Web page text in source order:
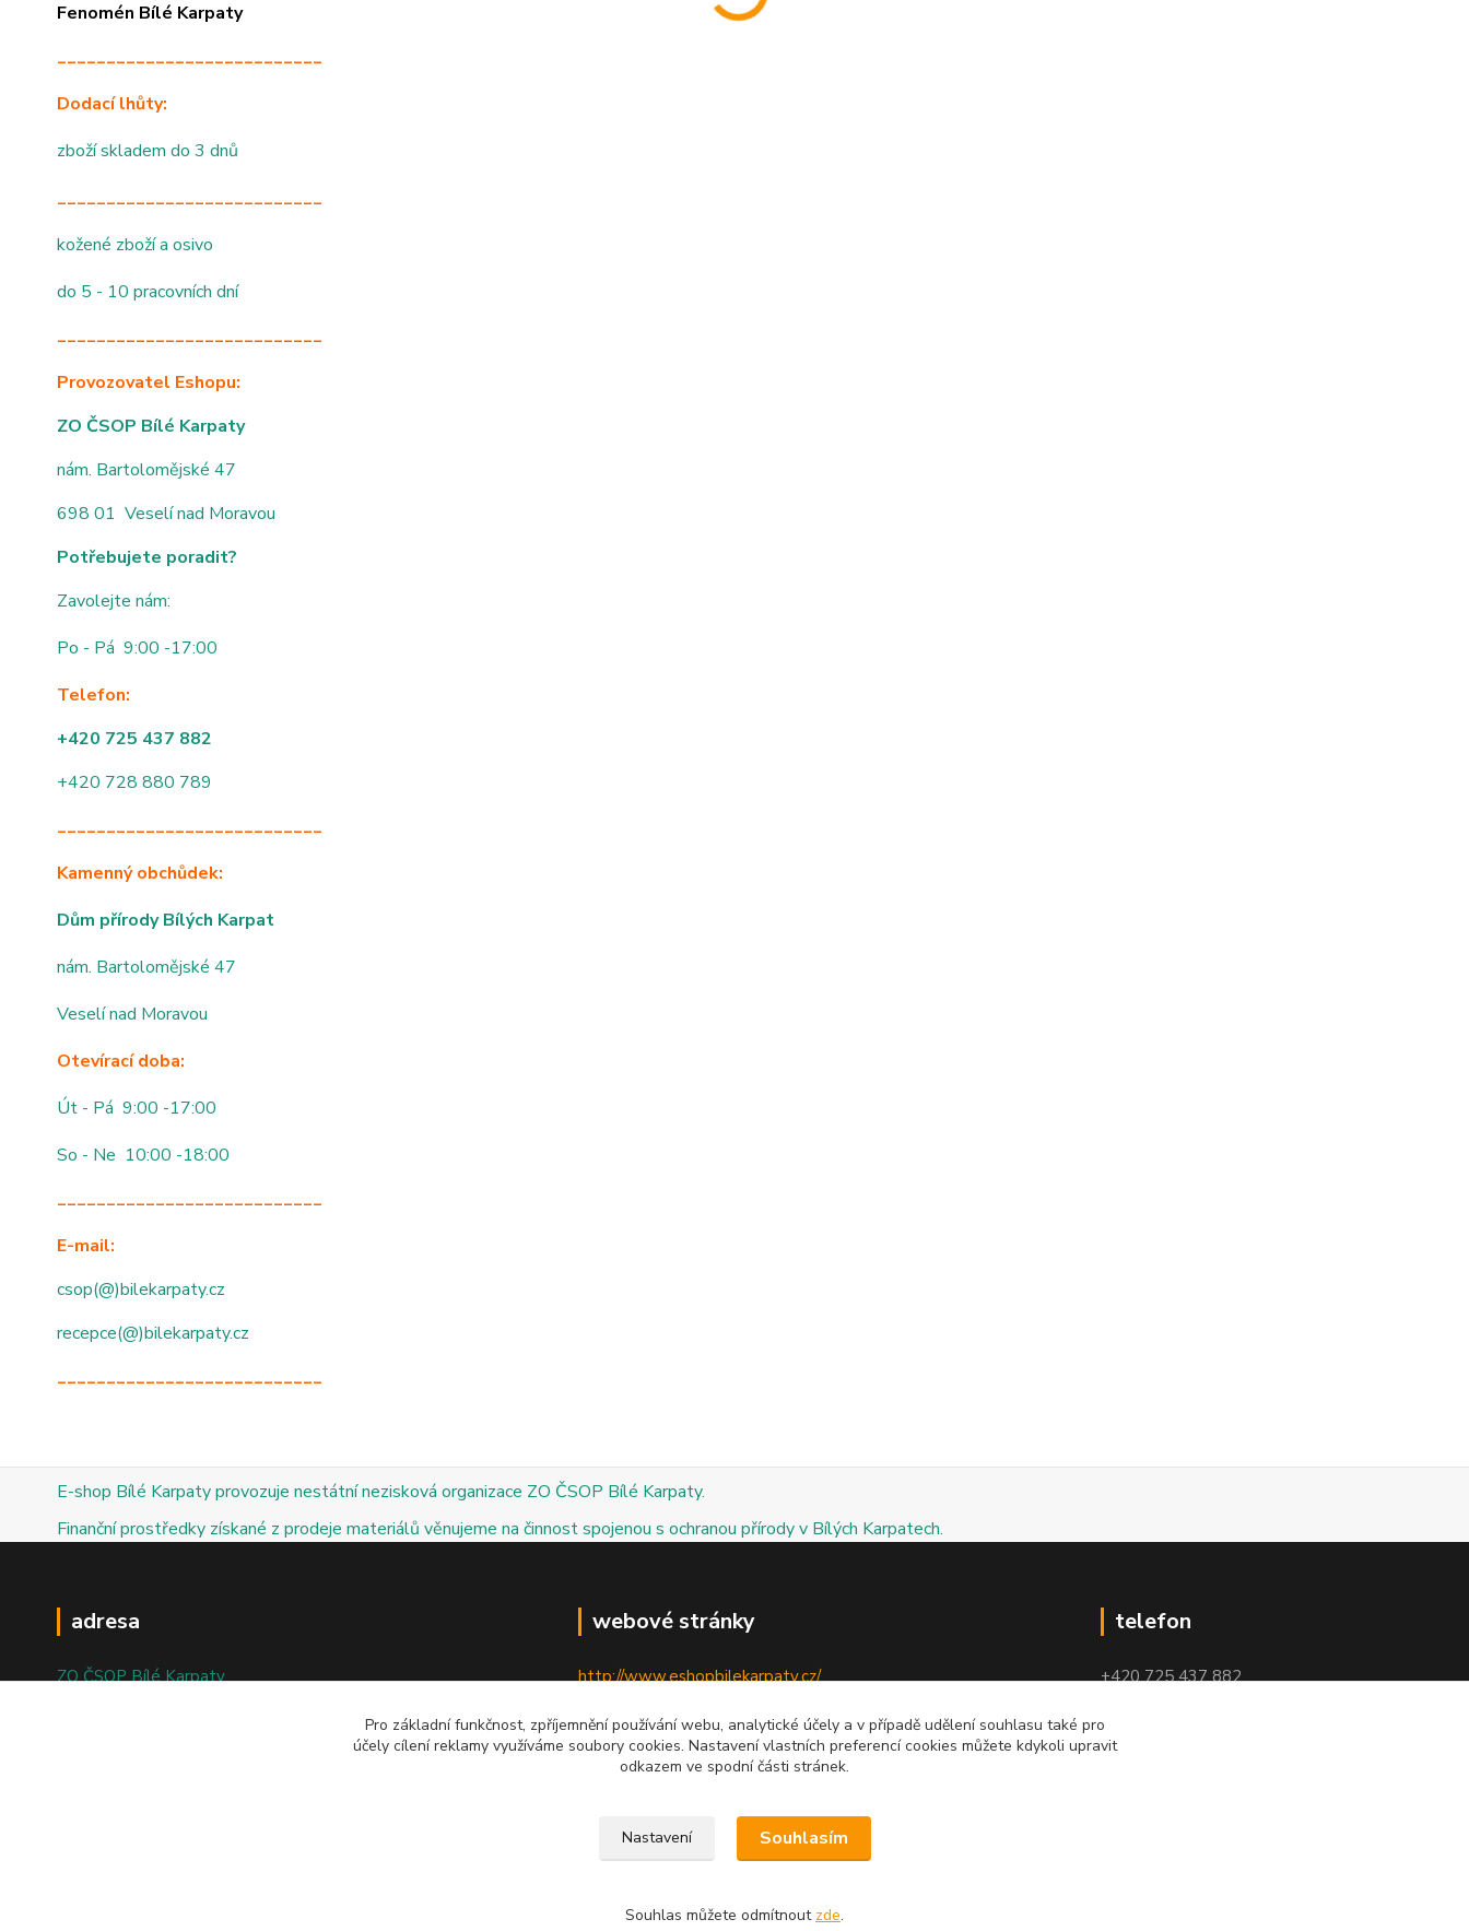
Fenomén Bílé Karpaty
___________________________
Dodací lhůty:
zboží skladem do 3 dnů
___________________________
kožené zboží a osivo
do 5 - 10 pracovních dní
___________________________
Provozovatel Eshopu:
ZO ČSOP Bílé Karpaty
nám. Bartolomějské 47
698 01 Veselí nad Moravou
Potřebujete poradit?
Zavolejte nám:
Po - Pá 9:00 -17:00
Telefon:
+420 725 437 882
+420 728 880 789
___________________________
Kamenný obchůdek:
Dům přírody Bílých Karpat
nám. Bartolomějské 47
Veselí nad Moravou
Otevírací doba:
Út - Pá 9:00 -17:00
So - Ne 10:00 -18:00
___________________________
E-mail:
csop(@)bilekarpaty.cz
recepce(@)bilekarpaty.cz
___________________________
E-shop Bílé Karpaty provozuje nestátní nezisková organizace ZO ČSOP Bílé Karpaty.
Finanční prostředky získané z prodeje materiálů věnujeme na činnost spojenou s ochranou přírody v Bílých Karpatech.
adresa
ZO ČSOP Bílé Karpaty
webové stránky
http://www.eshopbilekarpaty.cz/
http://csop.bilekarpaty.cz/
http://www.dumprirody.cz/bilekarpaty
telefon
+420 725 437 882
+420 727 880 789
Pro základní funkčnost, zpříjemnění používání webu, analytické účely a v případě udělení souhlasu také pro
účely cílení reklamy využíváme soubory cookies. Nastavení vlastních preferencí cookies můžete kdykoli upravit
odkazem ve spodní části stránek.
Nastavení Souhlasím
Souhlas můžete odmítnout zde.